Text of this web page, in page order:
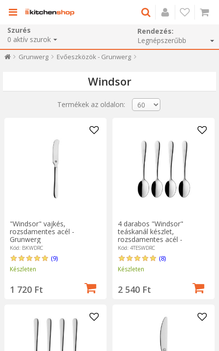
Szurés
0 aktív szurok
Rendezés:
Grunwerg Evőeszközök - Grunwerg
Windsor
Termékek az oldalon:
"Windsor" vajkés,
rozsdamentes acél -
Grunwerg
Kód: BKWDRC
(9)
Készleten
1 720 Ft
4 darabos "Windsor"
teáskanál készlet,
rozsdamentes acél -
Grunwerg
Kód: 4TESWDRC
(8)
Készleten
2 540 Ft